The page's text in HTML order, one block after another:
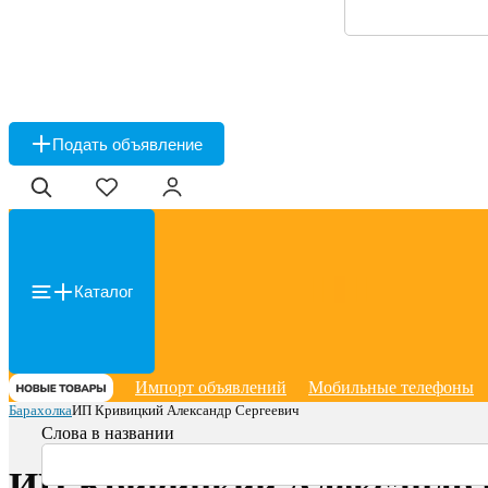
Подать объявление
Каталог
Импорт объявлений Мобильные телефоны
БарахолкаИП Кривицкий Александр Сергеевич
Слова в названии